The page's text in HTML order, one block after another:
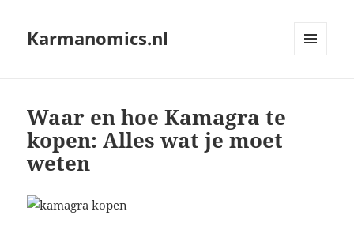
Karmanomics.nl
Waar en hoe Kamagra te
kopen: Alles wat je moet
weten